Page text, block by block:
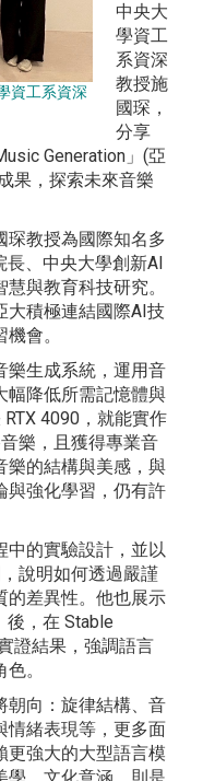
資工系資深
中央大
學資工
系資深
教授施
國琛，
分享
Generation」(亞
果，探索未來音樂
琛教授為國際知名多
、中央大學創新AI
與教育科技研究。
大積極連結國際AI技
會。
樂生成系統，運用音
幅降低所需記憶體與
4090，就能實作
樂，且獲得專業音
樂的結構與美感，與
與強化學習，仍有許
中的實驗設計，並以
說明如何透過嚴謹
的差異性。他也展示
後，在 Stable
證結果，強調語言
。
朝向：旋律結構、音
情緒表現等，更多面
更強大的大型語言模